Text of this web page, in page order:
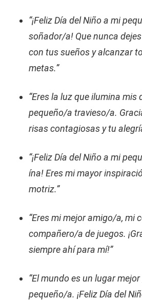
“¡Feliz Día del Niño a mi
soñador/a! Que nunca
con tus sueños y alcanzar
metas.”
“Eres la luz que ilumina mis
pequeño/a travieso/a.
risas contagiosas y tu
“¡Feliz Día del Niño a mi
ína! Eres mi mayor
motriz.”
“Eres mi mejor amigo/a, mi
compañero/a de juegos.
siempre ahí para mí!”
“El mundo es un lugar
pequeño/a. ¡Feliz Día del